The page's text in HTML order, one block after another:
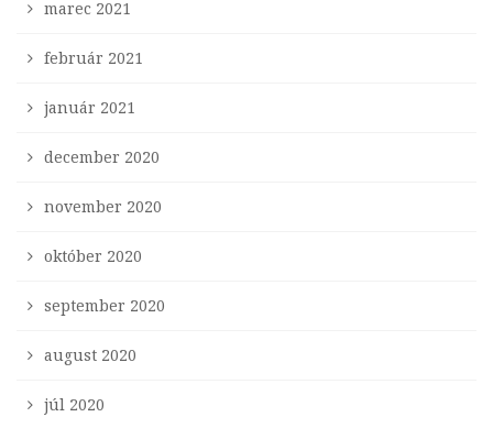
marec 2021
február 2021
január 2021
december 2020
november 2020
október 2020
september 2020
august 2020
júl 2020